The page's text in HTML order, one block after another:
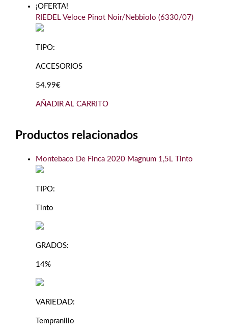
¡OFERTA!
RIEDEL Veloce Pinot Noir/Nebbiolo (6330/07)
TIPO:
ACCESORIOS
54.99€
AÑADIR AL CARRITO
Productos relacionados
Montebaco De Finca 2020 Magnum 1,5L Tinto
TIPO:
Tinto
GRADOS:
14%
VARIEDAD:
Tempranillo